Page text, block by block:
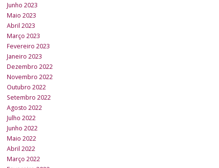
Junho 2023
Maio 2023
Abril 2023
Março 2023
Fevereiro 2023
Janeiro 2023
Dezembro 2022
Novembro 2022
Outubro 2022
Setembro 2022
Agosto 2022
Julho 2022
Junho 2022
Maio 2022
Abril 2022
Março 2022